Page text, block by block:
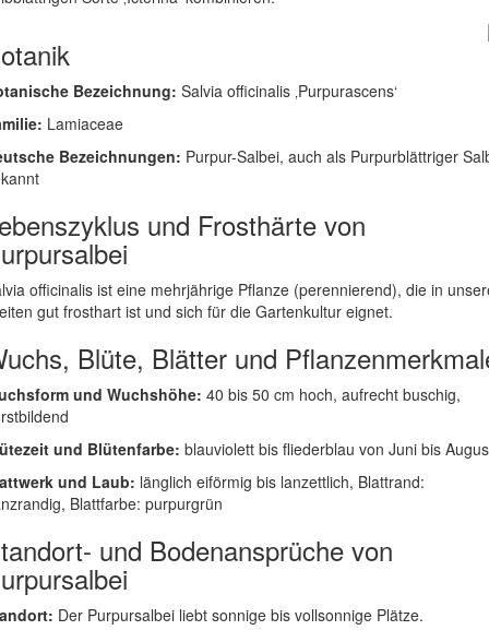
Bezeichnung: Salvia officinalis ‚Purpurascens‘
Lamiaceae
Bezeichnungen: Purpur-Salbei, auch als Purpurblättriger
und Frosthärte von
officinalis ist eine mehrjährige Pflanze (perennierend), die in
gut frosthart ist und sich für die Gartenkultur eignet.
Blüte, Blätter und
und Wuchshöhe: 40 bis 50 cm hoch, aufrecht buschig,
und Blütenfarbe: blauviolett bis fliederblau von Juni bis
und Laub: länglich eiförmig bis lanzettlich, Blattrand:
Blattfarbe: purpurgrün
und Bodenansprüche von
Der Purpursalbei liebt sonnige bis vollsonnige Plätze.